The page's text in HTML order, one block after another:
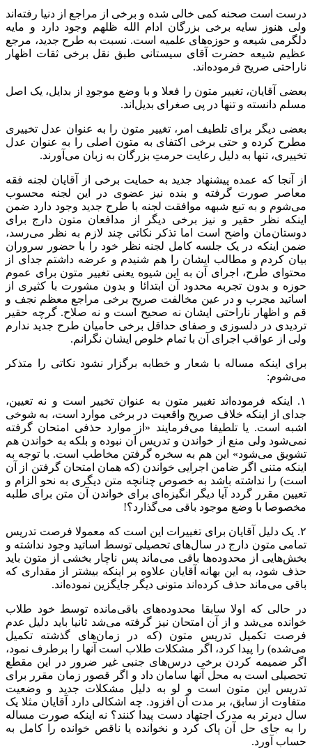
درست است صحنه کمی خالی شده و برخی از مراجع از دنیا رفته‌اند
ولی هنوز سایه برخی بزرگان ادام الله ظلهم وجود دارد و مایه
دلگرمی شیعه و حوزه‌های علمیه است. نسبت به طرح جدید، مرجع
عظیم شیعه حضرت آقای سیستانی طبق نقل برخی ثقات اظهار
ناراحتی صریح فرموده‌اند.
بعضی آقایان، تغییر متون را فعلا و با وضع موجودِ از بدایل، یک اصل
مسلم دانسته و تنها در پی صغرای بدیل‌اند.
بعضی دیگر برای تلطیف امر، تغییر متون را به عنوان عدل تخییری
مطرح کرده و حتی برخی اکتفای به متون اصلی را به عنوان عدل
تخییری، تنها به دلیل رعایت حرمتِ بزرگان به زبان می‌آورند.
از آنجا که عمده پیشنهاد جدید به حمایت برخی از آقایان لجنه فقه
معاصر صورت گرفته و بنده نیز عضوی در این لجنه محسوب
می‌شوم و به تبع شبهه موافقت لجنه با طرح جدید وجود دارد ضمن
اینکه نظر حقیر و نیز برخی دیگر از مدافعان متون دارج برای
دوستان‌مان واضح است اما تذکر نکاتی چند لازم به نظر می‌رسد،
ضمن اینکه در یک جلسه کامل لجنه نظر خود را با حضور سروران
بیان کردم و مطالب ایشان را هم شنیدم و عرضه داشتم جدای از
محتوای طرح، اجرای آن به این شیوه یعنی تغییر متون برای عموم
حوزه و بدون تجربه محدود آن ابتدائا و بدون مشورت با کثیری از
اساتید مجرب و در عین مخالفت صریح برخی مراجع معظم نجف و
قم و اظهار ناراحتی ایشان نه صحیح است و نه صلاح. گرچه حقیر
تردیدی در دلسوزی و صفای حداقل برخی حامیان طرح جدید ندارم
ولی از عواقب اجرای آن با تمام خلوص ایشان نگرانم.
برای اینکه مساله با شعار و خطابه برگزار نشود نکاتی را متذکر
می‌شوم:
۱. اینکه فرموده‌اند تغییر متون به عنوان تخییر است و نه تعیین،
جدای از اینکه خلاف صریح واقعیت در برخی موارد است، به شوخی
اشبه است. یا تلطیفا می‌فرمایند «از موارد حذفی امتحان گرفته
نمی‌شود ولی منع از خواندن و تدریس آن نبوده و بلکه به خواندن هم
تشویق می‌شود» این هم به سخره گرفتن مخاطب است. با توجه به
اینکه متنی اگر ضامن اجرایی خواندن (که همان امتحان گرفتن از آن
است) را نداشته باشد به خصوص چنانچه متن دیگری به نحو الزام و
تعیین مقرر گردد آیا دیگر انگیزه‌ای برای خواندن آن متن برای طلبه
مخصوصا با وضع موجود باقی می‌گذارد؟!
۲. یک دلیل آقایان برای تغییرات این است که معمولا فرصت تدریس
تمامی متون دارج در سال‌های تحصیلی توسط اساتید وجود نداشته و
بخش‌هایی از محدوده‌ها باقی می‌ماند پس ناچار بخشی از متون باید
حذف شود، به این بهانه آقایان علاوه بر اینکه بیشتر از مقداری که
باقی‌ می‌ماند حذف کرده‌اند متونی دیگر جایگزین نموده‌اند.
در حالی که اولا سابقا محدوده‌های باقی‌مانده توسط خود طلاب
خوانده می‌شد و از آن امتحان نیز گرفته می‌شد ثانیا باید دلیل عدم
فرصت تکمیل تدریس متون (که در زمان‌های گذشته تکمیل
می‌شده) را پیدا کرد، اگر مشکلات طلاب است آنها را برطرف نمود،
اگر ضمیمه کردن برخی درس‌های جنبی غیر ضرور در این مقطع
تحصیلی است به محل آنها سامان داد و اگر قصور زمان مقرر برای
تدریس این متون است و لو به دلیل مشکلات جدید و وضعیت
متفاوت از سابق، بر مدت آن افزود. چه اشکالی دارد آقایان مثلا یک
سال دیرتر به مدرک اجتهاد دست پیدا کنند؟ نه اینکه صورت مساله
را به جای حل آن پاک کرد و نخوانده یا ناقص خوانده را کامل به
حساب آورد.